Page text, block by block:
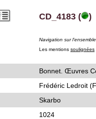
CD_4183 ( )
Navigation sur
Les mentions soulignées
Bonnet. Œuvres
Frédéric Ledroit
Skarbo
1024